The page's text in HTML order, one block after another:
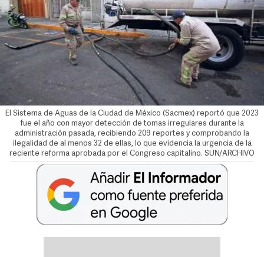
El Sistema de Aguas de la Ciudad de México (Sacmex) reportó que 2023
fue el año con mayor detección de tomas irregulares durante la
administración pasada, recibiendo 209 reportes y comprobando la
ilegalidad de al menos 32 de ellas, lo que evidencia la urgencia de la
reciente reforma aprobada por el Congreso capitalino. SUN/ARCHIVO